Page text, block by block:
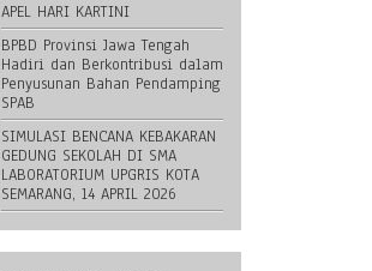
APEL HARI KARTINI
BPBD Provinsi Jawa Tengah
Hadiri dan Berkontribusi dalam
Penyusunan Bahan Pendamping
SPAB
SIMULASI BENCANA KEBAKARAN
GEDUNG SEKOLAH DI SMA
LABORATORIUM UPGRIS KOTA
SEMARANG, 14 APRIL 2026